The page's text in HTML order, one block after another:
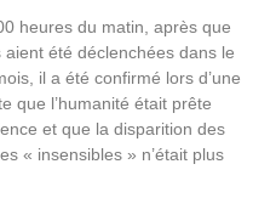
heures du matin, après que
été déclenchées dans le
il a été confirmé lors d’une
que l’humanité était prête
et que la disparition des
« insensibles » n’était plus